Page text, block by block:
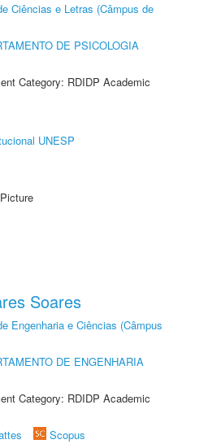
Ciências e Letras (Câmpus de
DE PSICOLOGIA
Category: RDIDP Academic
UNESP
Soares
Engenharia e Ciências (Câmpus
DE ENGENHARIA
Category: RDIDP Academic
Scopus